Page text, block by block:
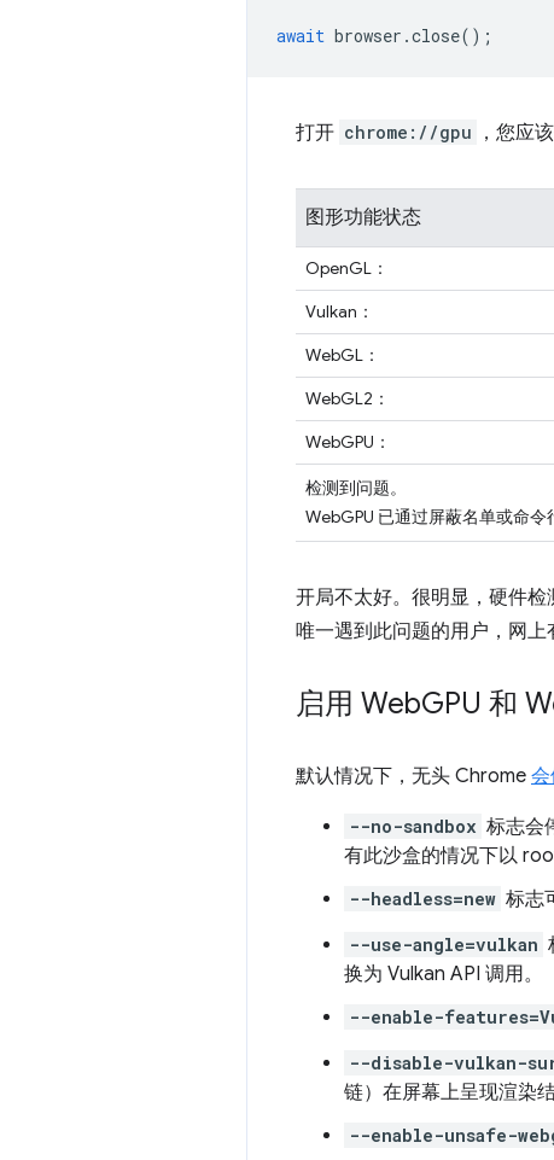
await browser .close();
打开 chrome://gpu ，您应
图形功能状态
OpenGL：
Vulkan：
WebGL：
WebGL2：
WebGPU：
检测到问题。
WebGPU 已通过屏蔽名单或命令
开局不太好。很明显，硬件检
唯一遇到此问题的用户，网
启用 WebGPU 和
默认情况下，无头 Chrome 会
--no-sandbox 标志会
有此沙盒的情况下以
--headless=new 标志
--use-angle=vulkan
换为 Vulkan API 调用。
--enable-
--disable-vulkan-
链）在屏幕上呈现渲染结
--enable-unsafe-